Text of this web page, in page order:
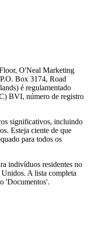
O'Neal Marketing
Box 3174, Road
é regulamentado
) BVI, número de registro
significativos, incluindo
Esteja ciente de que
para todos os
indivíduos residentes no
A lista completa
'Documentos'.